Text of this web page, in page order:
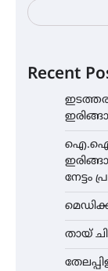
Recent
ഐ.ഐ.ടി
നേട്ടം
തായ് ചി